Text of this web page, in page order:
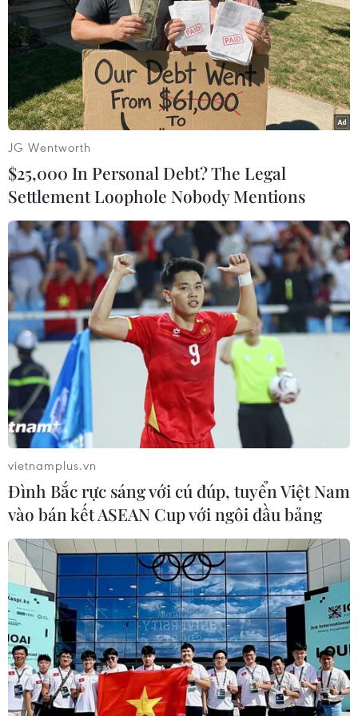
TIN LIÊN QUAN
5 bí quyết để sở hữu làn da tràn đầy sức
sống như phụ nữ Nhật Bản
28/09/2021 02:56
Một điểm đặc biệt trong thói quen chống nắng hằng
ngày của phụ nữ Nhật Bản là họ có xu hướng thích các
cấu khác.
JG Wentworth
$25,000 In Personal Debt? The Legal
Settlement Loophole Nobody Mentions
vietnamplus.vn
Đình Bắc rực sáng với cú đúp, tuyển Việt Nam
vào bán kết ASEAN Cup với ngôi đầu bảng